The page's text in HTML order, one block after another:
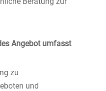
Angebot umfasst
zu
und